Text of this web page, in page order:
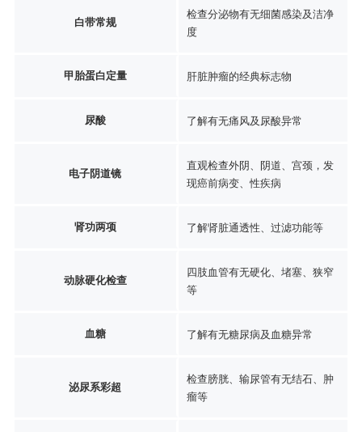
白带常规
检查分泌物有无细菌感染及洁净
度
甲胎蛋白定量 肝脏肿瘤的经典标志物
尿酸 了解有无痛风及尿酸异常
电子阴道镜
直观检查外阴、阴道、宫颈，发
现癌前病变、性疾病
肾功两项 了解肾脏通透性、过滤功能等
动脉硬化检查
四肢血管有无硬化、堵塞、狭窄
等
血糖 了解有无糖尿病及血糖异常
泌尿系彩超
检查膀胱、输尿管有无结石、肿
瘤等